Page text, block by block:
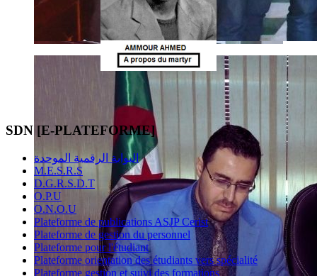
SDN [E-PLATEFORME]
البوابة الرقمية الموحدة
M.E.S.R.S
D.G.R.S.D.T
O.P.U
O.N.O.U
Plateforme de publications ASJP Cerist
Plateforme de gestion du personnel
Plateforme pour l'étudiant
Plateforme orientation des étudiants vers spécialité
Plateforme gestion et suivi des formations